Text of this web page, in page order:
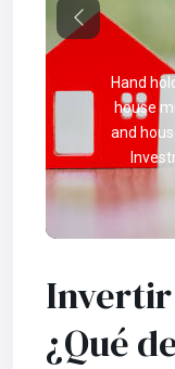
Hand
house
and
Previous
¿Qué